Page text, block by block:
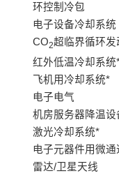
环控制冷包
电子设备冷却系统
CO2超临界循环
红外低温冷却系统
飞机用冷却系统*
电子电气
机房服务器降温设
激光冷却系统*
电子元器件用微
雷达/卫星天线